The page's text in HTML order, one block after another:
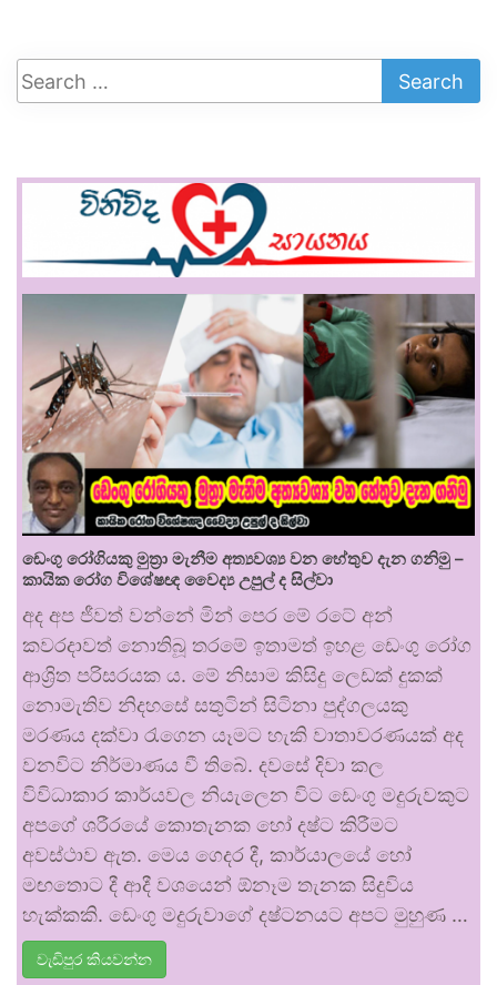
ඩෙංගු රෝගියකු ⁣මුත්‍රා මැනීම අත්‍යවශ්‍ය වන හේතුව දැන ගනිමු –
කායික රෝග විශේෂඥ වෛද්‍ය උපුල් ද සිල්වා
අද අප ජීවත් වන්නේ මින් පෙර මේ රටේ අන්
කවරදාවත් නොතිබූ තරමේ ඉතාමත් ඉහළ ඩෙංගු රෝග
ආශ්‍රිත පරිසරයක ය. මේ නිසාම කිසිදු ලෙඩක් දුකක්
නොමැතිව නිදහසේ සතුටින් සිටිනා පුද්ගලයකු
මරණය දක්වා රැගෙන යෑමට හැකි වාතාවරණයක් අද
වනවිට නිර්මාණය වී තිබේ. දවසේ දිවා කල
විවිධාකාර කාර්යවල නියැලෙන විට ඩෙංගු මදුරුවකුට
අපගේ ශරීරයේ කොතැනක හෝ දෂ්ට කිරීමට
අවස්ථාව ඇත. මෙය ගෙදර දී, කාර්යාලයේ හෝ
මඟතොට දී ආදී වශයෙන් ඕනෑම තැනක සිදුවිය
හැක්කකි. ඩෙංගු මදුරුවාගේ දෂ්ටනයට අපට මුහුණ …
වැඩිපුර කියවන්න